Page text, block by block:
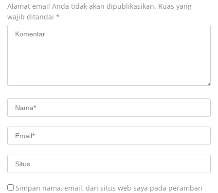
Alamat email Anda tidak akan dipublikasikan. Ruas yang
wajib ditandai *
Simpan nama, email, dan situs web saya pada peramban